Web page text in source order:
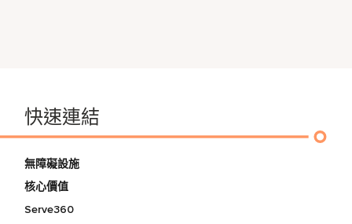
快速連結
無障礙設施
核心價值
Serve360